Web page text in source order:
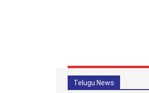
Telugu News